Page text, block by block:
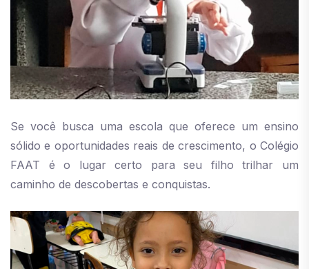
Se você busca uma escola que oferece um ensino
sólido e oportunidades reais de crescimento, o Colégio
FAAT é o lugar certo para seu filho trilhar um
caminho de descobertas e conquistas.